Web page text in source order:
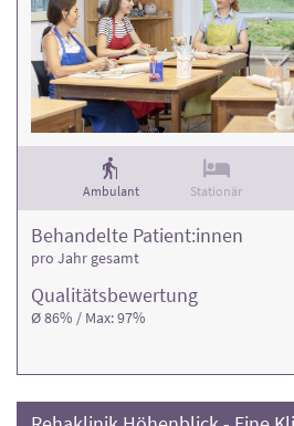
Ambulant Stationär
Qualitäts­bewertung
Ø 86% / Max: 97%
Behandelte Patient:innen
pro Jahr gesamt